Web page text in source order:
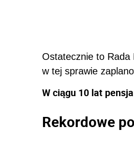
Ostatecznie to Rada
w tej sprawie
W ciągu 10 lat
Rekordowe